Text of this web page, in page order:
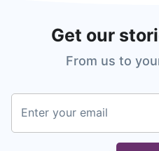
Get our
From us to
Enter your email